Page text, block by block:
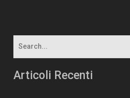
Articoli Recenti